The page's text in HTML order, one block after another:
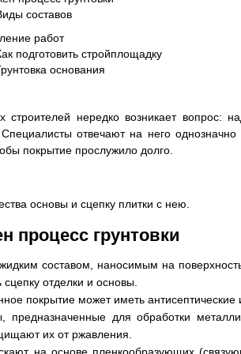
составов
работ
подготовить стройплощадку
основания
строителей нередко возникает вопрос:
Специалисты отвечают на него
покрытие прослужило долго.
основы и сцепку плитки с нею.
процесс грунтовки
жидким составом, наносимым на
отделки и основы.
покрытие может иметь антисептические
предназначенные для обработки
их от ржавления.